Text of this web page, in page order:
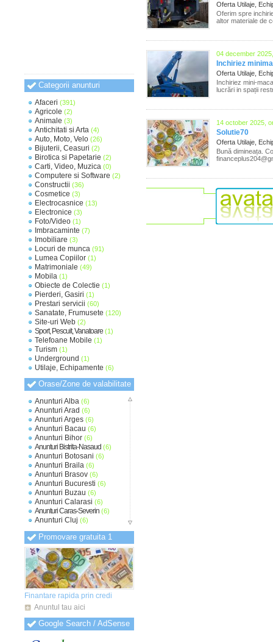
Categorii anunturi
Afaceri (391)
Agricole (2)
Animale (3)
Antichitati si Arta (4)
Auto, Moto, Velo (26)
Bijuterii, Ceasuri (2)
Birotica si Papetarie (2)
Carti, Video, Muzica (0)
Computere si Software (2)
Constructii (36)
Cosmetice (3)
Electrocasnice (13)
Electronice (3)
Foto/Video (1)
Imbracaminte (7)
Imobiliare (3)
Locuri de munca (91)
Lumea Copiilor (1)
Matrimoniale (49)
Mobila (1)
Obiecte de Colectie (1)
Pierderi, Gasiri (1)
Prestari servicii (60)
Sanatate, Frumusete (120)
Site-uri Web (2)
Sport, Pescuit, Vanatoare (1)
Telefoane Mobile (1)
Turism (1)
Underground (1)
Utilaje, Echipamente (6)
Orase/Zone de valabilitate
Anunturi Alba (6)
Anunturi Arad (6)
Anunturi Arges (6)
Anunturi Bacau (6)
Anunturi Bihor (6)
Anunturi Bistrita-Nasaud (6)
Anunturi Botosani (6)
Anunturi Braila (6)
Anunturi Brasov (6)
Anunturi Bucuresti (6)
Anunturi Buzau (6)
Anunturi Calarasi (6)
Anunturi Caras-Severin (6)
Anunturi Cluj (6)
Anunturi Constanta
Anunturi Covasna(6)
Anunturi Dambovita(6)
Anunturi Dolj(6)
Anunturi Galati(6)
Anunturi Giurgiu(6)
Anunturi Gorj(6)
Anunturi Harghita (6)
Anunturi Hunedoara
Anunturi Ialomita
Anunturi Iasi(6)
Anunturi Ilfov(6)
Anunturi Maramures
Promovare gratuita 1
Finantare rapida prin credi
Anuntul tau aici
Google Search / AdSense
Oferta Utilaje,
Oferim spre
altor materiale de
04 december
Inchiriez
Oferta Utilaje,
Inchiriez mini-
lucrări in spații
14 october 2025,
Solutie70
Oferta Utilaje,
Bună dimineața.